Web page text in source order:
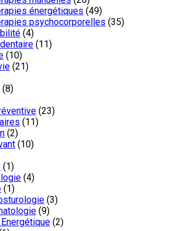
énergétiques (49)
psychocorporelles (35)
(4)
(11)
(10)
(21)
(8)
(23)
(11)
(2)
(10)
(1)
(4)
(1)
(3)
(9)
(2)